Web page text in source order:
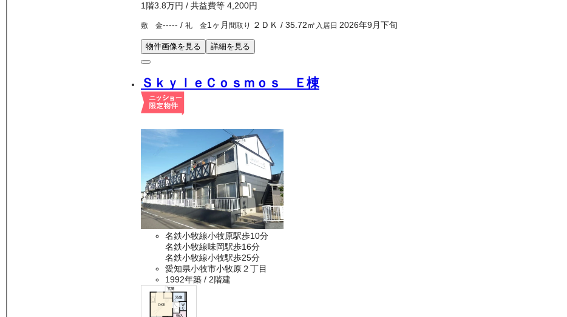
1階3.8万円 / 共益費等 4,200円
敷 金----- / 礼 金1ヶ月 間取り ２ＤＫ / 35.72㎡ 入居日 2026年9月下旬
物件画像を見る 詳細を見る
ＳｋｙｌｅＣｏｓｍｏｓ Ｅ棟
名鉄小牧線小牧原駅歩10分
名鉄小牧線味岡駅歩16分
名鉄小牧線小牧駅歩25分
愛知県小牧市小牧原２丁目
1992年築 / 2階建